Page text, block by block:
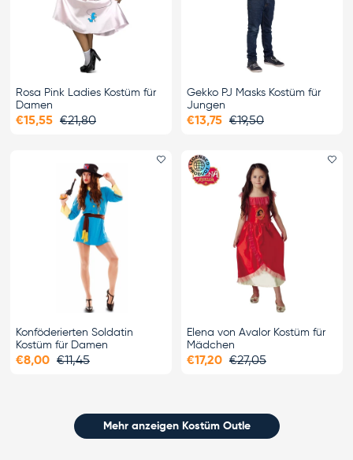
Rosa Pink Ladies Kostüm für
Damen
€15,55 €21,80
Gekko PJ Masks Kostüm für
Jungen
€13,75 €19,50
Favorit hinzufügen
Konföderierten Soldatin
Kostüm für Damen
€8,00 €11,45
Elena von Avalor Kostüm für
Mädchen
€17,20 €27,05
Mehr anzeigen Kostüm Outle